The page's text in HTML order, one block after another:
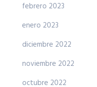
febrero 2023
enero 2023
diciembre 2022
noviembre 2022
octubre 2022